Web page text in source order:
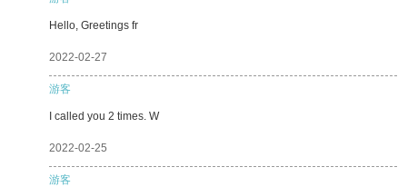
Hello, Greetings fr
2022-02-27
游客
I called you 2 times. W
2022-02-25
游客